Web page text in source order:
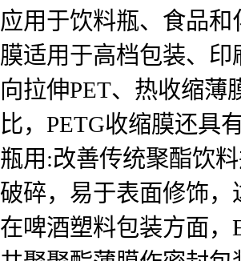
应用于饮料瓶、食品
膜适用于高档包装、
向拉伸PET、热收缩薄
比，PETG收缩膜还具
瓶用:改善传统聚酯饮
破碎，易于表面修饰
在啤酒塑料包装方面